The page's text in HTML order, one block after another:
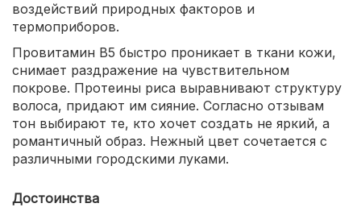
воздействий природных факторов и
термоприборов.
Провитамин В5 быстро проникает в ткани кожи,
снимает раздражение на чувствительном
покрове. Протеины риса выравнивают структуру
волоса, придают им сияние. Согласно отзывам
тон выбирают те, кто хочет создать не яркий, а
романтичный образ. Нежный цвет сочетается с
различными городскими луками.
Достоинства